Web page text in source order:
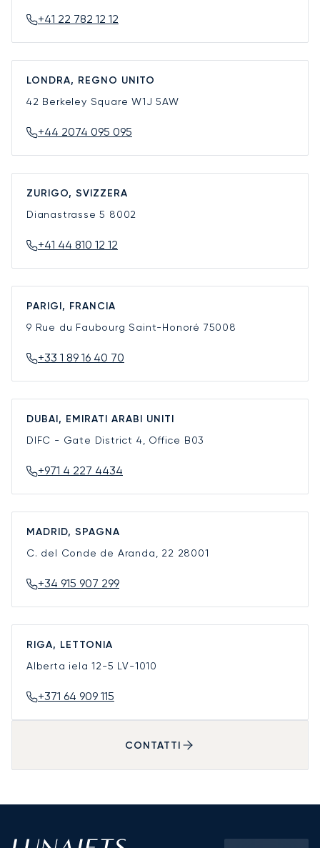
+41 22 782 12 12
LONDRA, REGNO UNITO
42 Berkeley SquareW1J 5AW
+44 2074 095 095
ZURIGO, SVIZZERA
Dianastrasse 5 8002
+41 44 810 12 12
PARIGI, FRANCIA
9 Rue du Faubourg Saint-Honoré 75008
+33 1 89 16 40 70
DUBAI, EMIRATI ARABI UNITI
DIFC - Gate District 4, Office B03
+971 4 227 4434
MADRID, SPAGNA
C. del Conde de Aranda, 22 28001
+34 915 907 299
RIGA, LETTONIA
Alberta iela 12-5 LV-1010
+371 64 909 115
CONTATTI